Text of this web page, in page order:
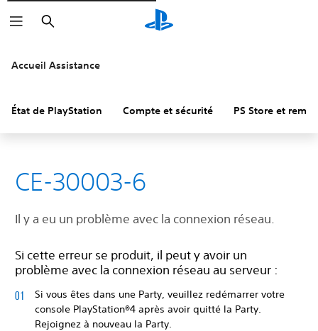
Rechercher
Accueil Assistance
État de PlayStation Compte et sécurité PS Store et
CE-30003-6
Il y a eu un problème avec la connexion réseau.
Si cette erreur se produit, il peut y avoir un
problème avec la connexion réseau au serveur :
Si vous êtes dans une Party, veuillez redémarrer votre
console PlayStation®4 après avoir quitté la Party.
Rejoignez à nouveau la Party.